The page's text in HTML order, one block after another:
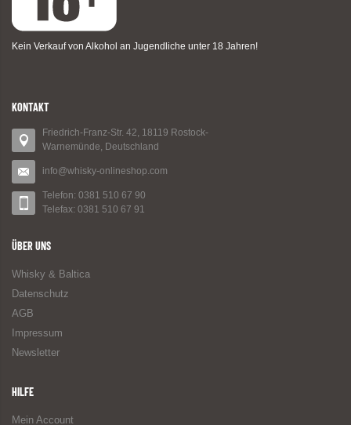
Kein Verkauf von Alkohol an Jugendliche unter 18 Jahren!
KONTAKT
Friedrich-Franz-Str. 42, 18119 Rostock-
Warnemünde, Deutschland
info@whisky-onlineshop.com
Telefon: 0381 510 67 90
Telefax: 0381 510 67 91
ÜBER UNS
Whisky & Baltica
Datenschutz
AGB
Impressum
Newsletter
HILFE
Mein Account